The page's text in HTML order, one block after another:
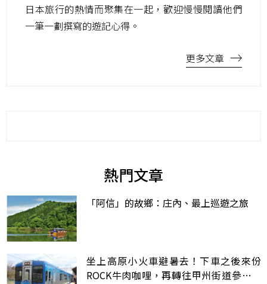
日本旅行的熱情而聚集在一起，歡迎慢慢閱讀他們
一筆一劃撰寫的遊記心得。
更多文章
熱門文章
「阿信」的故鄉：庄內、最上巡遊之旅
坐上高原小火車避暑去！下車之後來份
ROCK牛肉咖哩，再轉往甲州街道參觀天